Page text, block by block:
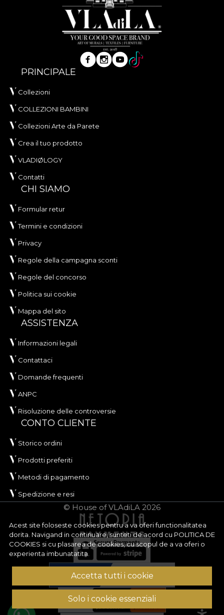
Acest site foloseste cookies pentru a va oferi functionalitatea
dorita. Navigand in continuare, sunteti de acord cu POLITICA DE
COOKIES si cu plasarea de cookies, cu scopul de a va oferi o
experienta imbunatatita.
Accetta tutti i cookie
Solo i cookie essenziali
PRINCIPALE
Collezioni
COLLEZIONI BAMBINI
Collezioni Arte da Parete
Crea il tuo prodotto
VLADIØLOGY
Contatti
CHI SIAMO
Formular retur
Termini e condizioni
Privacy
Regole della campagna sconti
Regole del concorso
Politica sui cookie
Mappa del sito
ASSISTENZA
Informazioni legali
Contattaci
Domande frequenti
ANPC
Risoluzione delle controversie
CONTO CLIENTE
Storico ordini
Prodotti preferiti
Metodi di pagamento
Spedizione e resi
© House of VLAdiLA 2026